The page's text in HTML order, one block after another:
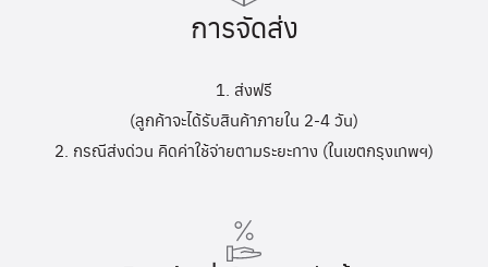
การจัดส่ง
1. ส่งฟรี
(ลูกค้าจะได้รับสินค้าภายใน 2-4 วัน)
2. กรณีส่งด่วน คิดค่าใช้จ่ายตามระยะทาง (ในเขตกรุงเทพฯ)